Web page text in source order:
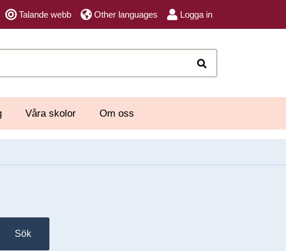
Talande webb Other languages Logga in
Våra skolor Om oss
Sök